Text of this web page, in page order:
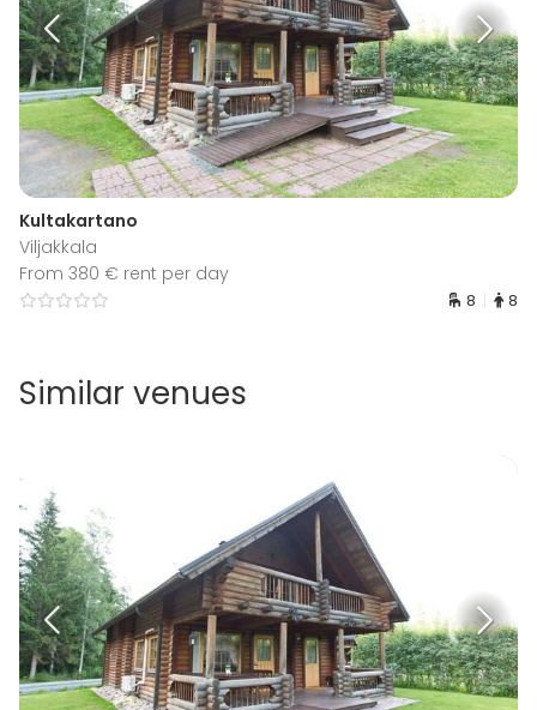
Kultakartano
Viljakkala
From 380 € rent per day
8 8
Similar venues